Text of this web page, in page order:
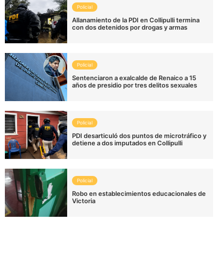
Policial
Allanamiento de la PDI en Collipulli termina
con dos detenidos por drogas y armas
Policial
Sentenciaron a exalcalde de Renaico a 15
años de presidio por tres delitos sexuales
Policial
PDI desarticuló dos puntos de microtráfico y
detiene a dos imputados en Collipulli
Policial
Robo en establecimientos educacionales de
Victoria